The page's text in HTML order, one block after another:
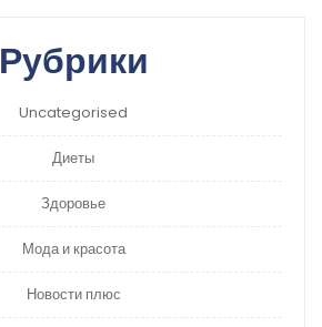
Рубрики
Uncategorised
Диеты
Здоровье
Мода и красота
Новости плюс